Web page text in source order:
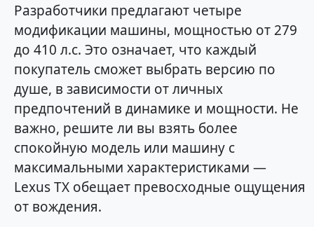
Разработчики предлагают четыре
модификации машины, мощностью от 279
до 410 л.с. Это означает, что каждый
покупатель сможет выбрать версию по
душе, в зависимости от личных
предпочтений в динамике и мощности. Не
важно, решите ли вы взять более
спокойную модель или машину с
максимальными характеристиками —
Lexus TX обещает превосходные ощущения
от вождения.